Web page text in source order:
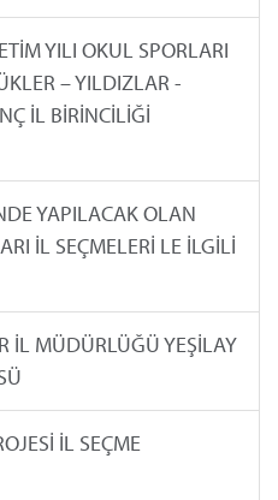
YILI OKUL SPORLARI
– YILDIZLAR -
İL BİRİNCİLİĞİ
YAPILACAK OLAN
İL SEÇMELERİ LE İLGİLİ
İL MÜDÜRLÜĞÜ YEŞİLAY
İL SEÇME